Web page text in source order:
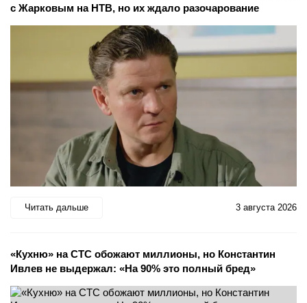
с Жарковым на НТВ, но их ждало разочарование
Читать дальше 3 августа 2026
«Кухню» на СТС обожают миллионы, но Константин
Ивлев не выдержал: «На 90% это полный бред»